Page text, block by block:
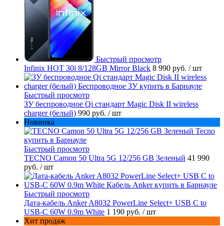
Быстрый просмотр
Infinix HOT 30i 8/128GB Mirror Black 8 990 руб. / шт
Быстрый просмотр
ЗУ беспроводное Qi стандарт Magic Disk II wireless
charger (белый) 990 руб. / шт
Новинка
Быстрый просмотр
TECNO Camon 50 Ultra 5G 12/256 GB Зеленый 41 990
руб. / шт
Быстрый просмотр
Дата-кабель Anker A8032 PowerLine Select+ USB C to
USB-C 60W 0.9m White 1 190 руб. / шт
Хит продаж